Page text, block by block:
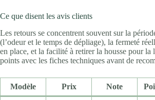
Ce que disent les avis clients
Les retours se concentrent souvent sur la
(l’odeur et le temps de dépliage), la fermeté
en place, et la facilité à retirer la housse pour la
points avec les fiches techniques avant de
Modèle Prix Note